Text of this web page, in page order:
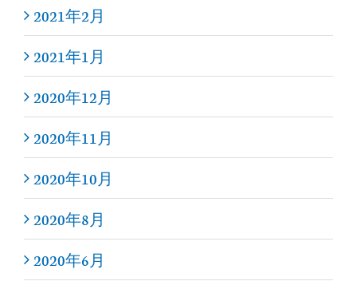
2021年2月
2021年1月
2020年12月
2020年11月
2020年10月
2020年8月
2020年6月